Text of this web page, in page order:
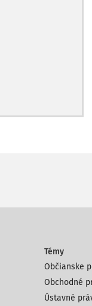
Témy
Občianske
Obchodné
Ústavné